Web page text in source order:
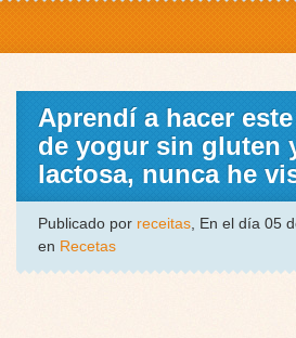
Aprendí a hacer
de yogur sin gluten
lactosa, nunca he
Publicado por receitas, En el día 05
en Recetas